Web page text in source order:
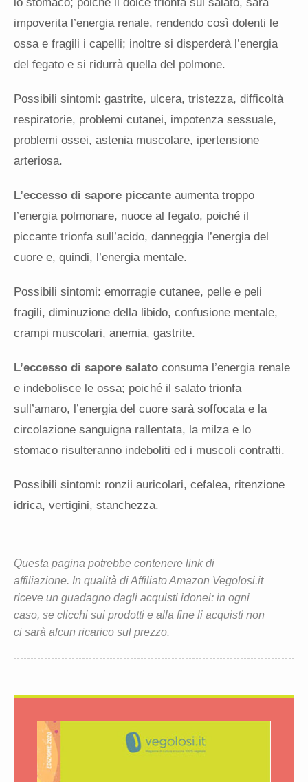
lo stomaco; poiché il dolce trionfa sul salato, sarà
impoverita l’energia renale, rendendo così dolenti le
ossa e fragili i capelli; inoltre si disperderà l’energia
del fegato e si ridurrà quella del polmone.
Possibili sintomi: gastrite, ulcera, tristezza, difficoltà
respiratorie, problemi cutanei, impotenza sessuale,
problemi ossei, astenia muscolare, ipertensione
arteriosa.
L’eccesso di sapore piccante aumenta troppo
l’energia polmonare, nuoce al fegato, poiché il
piccante trionfa sull’acido, danneggia l’energia del
cuore e, quindi, l’energia mentale.
Possibili sintomi: emorragie cutanee, pelle e peli
fragili, diminuzione della libido, confusione mentale,
crampi muscolari, anemia, gastrite.
L’eccesso di sapore salato consuma l’energia renale
e indebolisce le ossa; poiché il salato trionfa
sull’amaro, l’energia del cuore sarà soffocata e la
circolazione sanguigna rallentata, la milza e lo
stomaco risulteranno indeboliti ed i muscoli contratti.
Possibili sintomi: ronzii auricolari, cefalea, ritenzione
idrica, vertigini, stanchezza.
Questa pagina potrebbe contenere link di
affiliazione. In qualità di Affiliato Amazon Vegolosi.it
riceve un guadagno dagli acquisti idonei: in ogni
caso, se clicchi sui prodotti e alla fine li acquisti non
ci sarà alcun ricarico sul prezzo.